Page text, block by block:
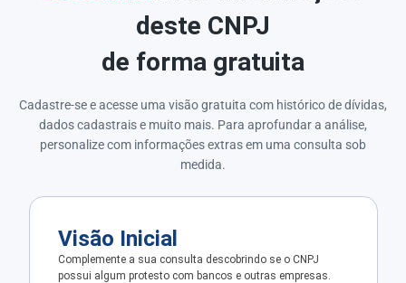
deste CNPJ
de forma gratuita
Cadastre-se e acesse uma visão gratuita com histórico de dívidas,
dados cadastrais e muito mais. Para aprofundar a análise,
personalize com informações extras em uma consulta sob
medida.
Visão Inicial
Complemente a sua consulta descobrindo se o CNPJ
possui algum protesto com bancos e outras empresas.